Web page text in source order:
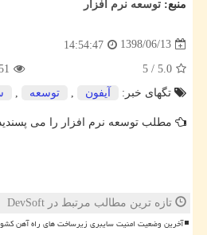
منبع: توسعه نرم افزار
1398/06/13
14:54:47
5.0
/
5
تگهای خبر:
آیفون توسعه
مطلب توسعه نرم افزار را می
تازه ترین مطالب مرتبط در DevSoft
آخرین وضعیت امنیت سایبری زیرساخت های راه آهن